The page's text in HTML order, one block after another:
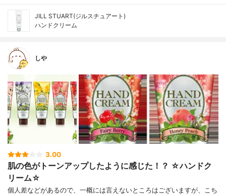
JILL STUART(ジルスチュアート)
ハンドクリーム
しや
3.00
肌の色がトーンアップしたように感じた！？ ☆ハンドク
リーム☆
個人差などがあるので、一概には言えないところはございますが、こち